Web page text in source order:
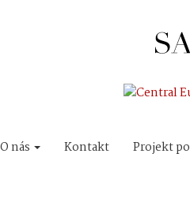
O nás Kontakt Projekt